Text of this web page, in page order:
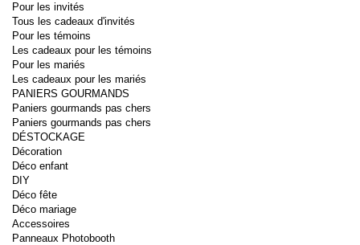
Pour les invités
Tous les cadeaux d'invités
Pour les témoins
Les cadeaux pour les témoins
Pour les mariés
Les cadeaux pour les mariés
PANIERS GOURMANDS
Paniers gourmands pas chers
Paniers gourmands pas chers
DÉSTOCKAGE
Décoration
Déco enfant
DIY
Déco fête
Déco mariage
Accessoires
Panneaux Photobooth